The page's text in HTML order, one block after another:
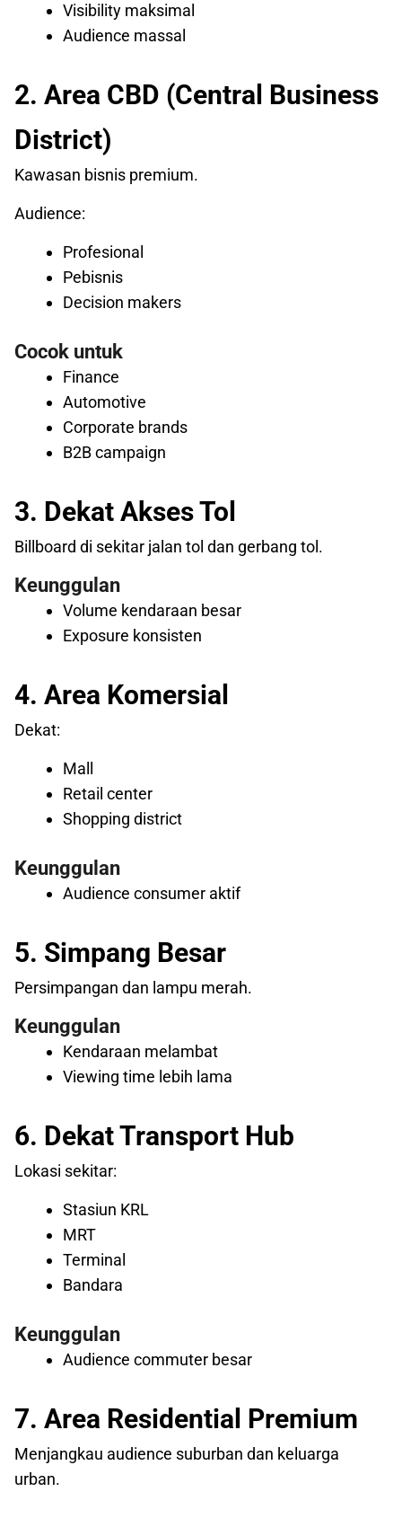
Visibility maksimal
Audience massal
2. Area CBD (Central Business
District)
Kawasan bisnis premium.
Audience:
Profesional
Pebisnis
Decision makers
Cocok untuk
Finance
Automotive
Corporate brands
B2B campaign
3. Dekat Akses Tol
Billboard di sekitar jalan tol dan gerbang tol.
Keunggulan
Volume kendaraan besar
Exposure konsisten
4. Area Komersial
Dekat:
Mall
Retail center
Shopping district
Keunggulan
Audience consumer aktif
5. Simpang Besar
Persimpangan dan lampu merah.
Keunggulan
Kendaraan melambat
Viewing time lebih lama
6. Dekat Transport Hub
Lokasi sekitar:
Stasiun KRL
MRT
Terminal
Bandara
Keunggulan
Audience commuter besar
7. Area Residential Premium
Menjangkau audience suburban dan keluarga
urban.